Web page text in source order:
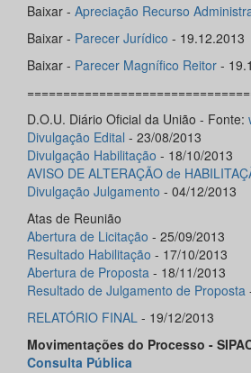
Baixar - Apreciação Recurso
Baixar - Parecer Jurídico - 19.12.2013
Baixar - Parecer Magnífico Reitor -
D.O.U. Diário Oficial da União - Fonte:
Divulgação Edital - 23/08/2013
Divulgação Habilitação - 18/10/2013
AVISO DE ALTERAÇÃO de
Divulgação Julgamento - 04/12/2013
Atas de Reunião
Abertura de Licitação - 25/09/2013
Resultado Habilitação - 17/10/2013
Abertura de Proposta - 18/11/2013
Resultado de Julgamento de Proposta
RELATÓRIO FINAL - 19/12/2013
Movimentações do Processo -
Consulta Pública